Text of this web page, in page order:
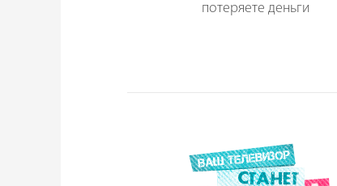
потеряете деньги